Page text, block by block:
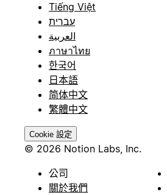
Tiếng Việt
עברית
العربية
ภาษาไทย
한국어
日本語
简体中文
繁體中文
Cookie 設定
© 2026 Notion Labs, Inc.
公司
關於我們